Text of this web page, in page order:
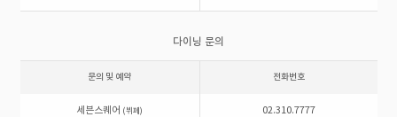
다이닝 문의
문의 및 예약 전화번호
세븐스퀘어 (뷔페) 02.310.7777